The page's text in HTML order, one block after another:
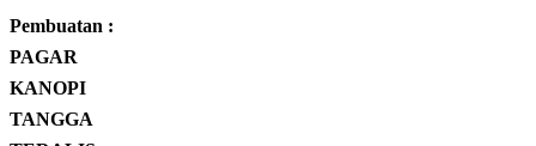
Pembuatan :
PAGAR
KANOPI
TANGGA